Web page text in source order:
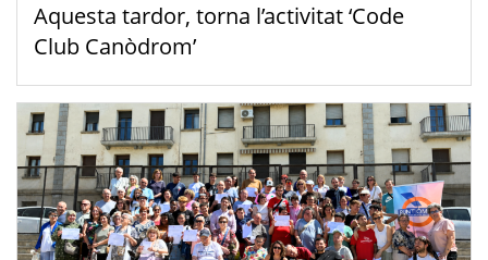
Aquesta tardor, torna l’activitat ‘Code
Club Canòdrom’